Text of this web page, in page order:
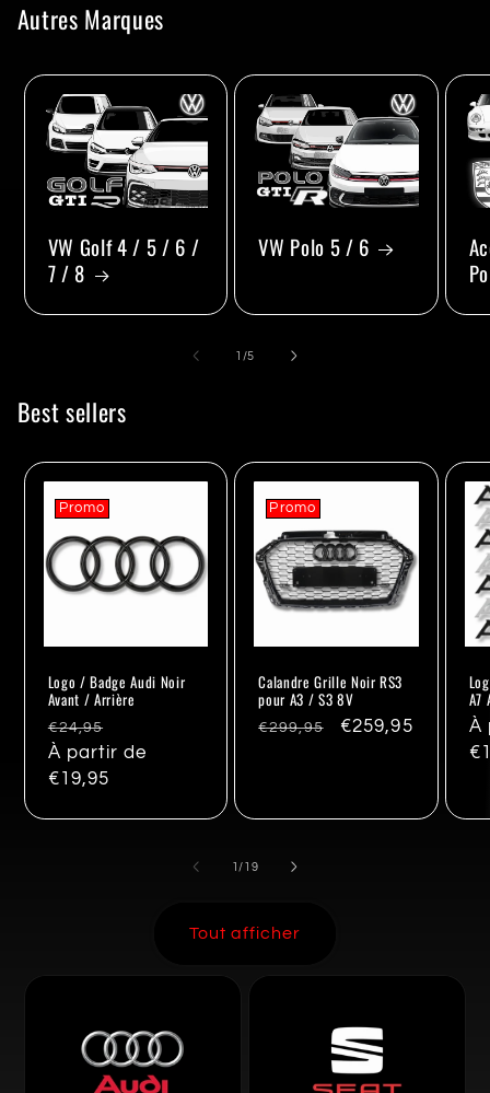
Autres Marques
VW Golf 4 / 5 / 6 /
7 / 8
VW Polo 5 / 6
1 /de
5
Best sellers
Promo
Logo / Badge Audi Noir
Avant / Arrière
Prix
habituel
€24,95
À partir de
€19,95
Promo
Calandre Grille Noir RS3
pour A3 / S3 8V
Prix
€299,95 Promo
€259,95
A7
À
1 /de
19
Tout afficher